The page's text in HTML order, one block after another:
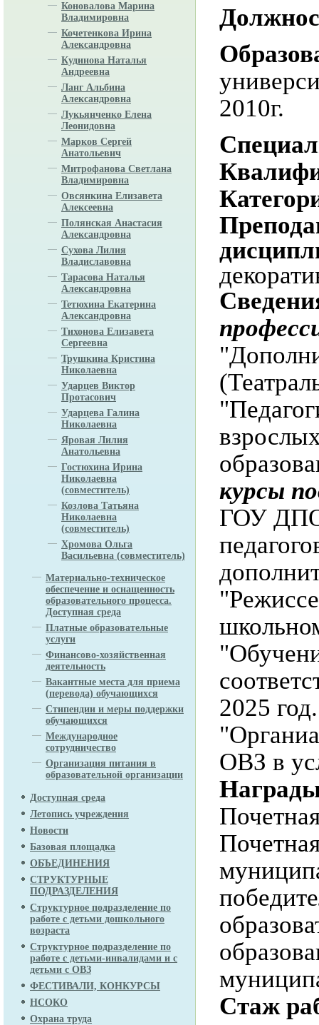
Коновалова Марина
Владимировна
Кочетенкова Ирина
Александровна
Кудинова Наталья
Андреевна
Ланг Альбина
Александровна
Лукьянченко Елена
Леонидовна
Марков Сергей
Анатольевич
Митрофанова Светлана
Владимировна
Овсянкина Елизавета
Алексеевна
Полянская Анастасия
Александровна
Сухова Лилия
Владиславовна
Тарасова Наталья
Александровна
Тетюхина Екатерина
Александровна
Тихонова Елизавета
Сергеевна
Трушкина Кристина
Николаевна
Ударцев Виктор
Протасович
Ударцева Галина
Николаевна
Яровая Лилия
Анатольевна
Гостюхина Ирина
Николаевна
(совместитель)
Козлова Татьяна
Николаевна
(совместитель)
Хромова Ольга
Васильевна (совместитель)
Материально-техническое
обеспечение и оснащенность
образовательного процесса.
Доступная среда
Платные образовательные
услуги
Финансово-хозяйственная
деятельность
Вакантные места для приема
(перевода) обучающихся
Стипендии и меры поддержки
обучающихся
Международное
сотрудничество
Организация питания в
образовательной организации
Доступная среда
Летопись учреждения
Новости
Базовая площадка
ОБЪЕДИНЕНИЯ
СТРУКТУРНЫЕ
ПОДРАЗДЕЛЕНИЯ
Структурное подразделение по
работе с детьми дошкольного
возраста
Структурное подразделение по
работе с детьми-инвалидами и с
детьми с ОВЗ
ФЕСТИВАЛИ, КОНКУРСЫ
НСОКО
Охрана труда
2010г.
курсы
ГОУ
2025 год.
ОВЗ в
Стаж